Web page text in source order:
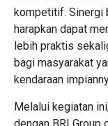
kompetitif. Sinergi
harapkan dapat
lebih praktis
bagi masyarakat
kendaraan
Melalui kegiatan